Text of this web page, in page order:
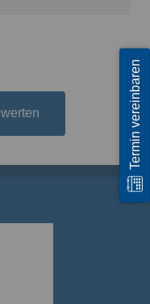
Termin vereinbaren